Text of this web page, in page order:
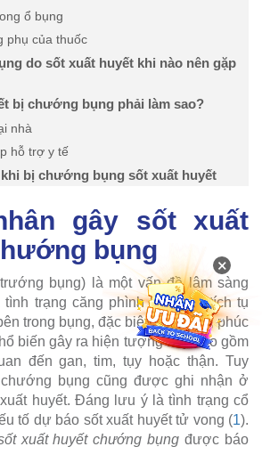
ổ bụng
phụ của thuốc
do sốt xuất huyết khi nào nên gặp
bị chướng bụng phải làm sao?
nhà
hỗ trợ y tế
bị chướng bụng sốt xuất huyết
gây sốt xuất
bụng
bụng) là một vấn đề lâm sàng
trạng căng phình bụng do tích tụ
trong bụng, đặc biệt là khoang phúc
biến gây ra hiện tượng này bao gồm
đến gan, tim, tụy hoặc thận. Tuy
bụng cũng được ghi nhận ở
huyết. Đáng lưu ý là tình trạng cổ
tố dự báo sốt xuất huyết tử vong (1).
xuất huyết chướng bụng được báo
×